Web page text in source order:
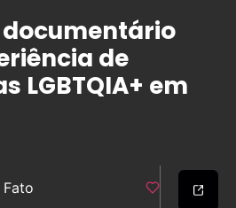
de
LGBTQIA+ em